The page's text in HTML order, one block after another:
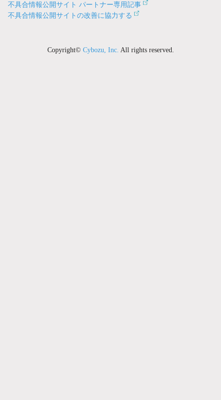
不具合情報公開サイト パートナー専用記事
不具合情報公開サイトの改善に協力する
Copyright© Cybozu, Inc. All rights reserved.